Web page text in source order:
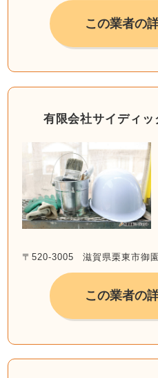
この業者の
有限会社サイディッ
〒520-3005 滋賀県栗東市御
この業者の